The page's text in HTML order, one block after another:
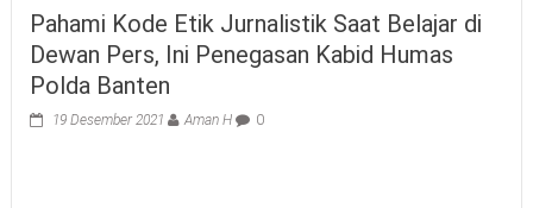
Pahami Kode Etik Jurnalistik Saat Belajar di
Dewan Pers, Ini Penegasan Kabid Humas
Polda Banten
19 Desember 2021 Aman H 0